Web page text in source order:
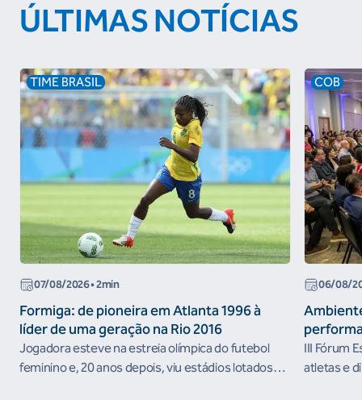
ÚLTIMAS NOTÍCIAS
TIME BRASIL
07/08/2026• 2min
Formiga: de pioneira em Atlanta 1996 à
líder de uma geração na Rio 2016
Jogadora esteve na estreia olímpica do futebol
feminino e, 20 anos depois, viu estádios lotados
COB
06/08/
III Fórum
atletas e